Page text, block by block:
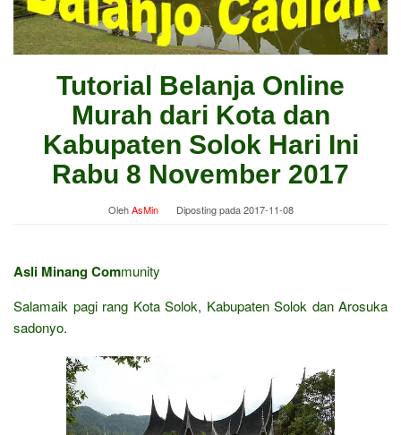
Tutorial Belanja Online
Murah dari Kota dan
Kabupaten Solok Hari Ini
Rabu 8 November 2017
OlehAsMin Diposting pada2017-11-08
Asli Minang Community
Salamaik pagi rang Kota Solok, Kabupaten Solok dan Arosuka
sadonyo.